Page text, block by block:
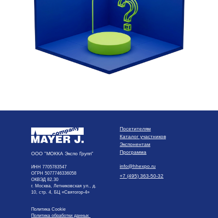
Политика Cookie
Политика обработки данных
ИНН 7705783547
ОГРН 5077746336058
ОКВЭД 82.30
г. Москва, Летниковская ул., д.
10, стр. 4, БЦ «Святогор-4»
info@hhexpo.ru
+7 (495) 363-50-32
ООО "МОККА Экспо Групп"
Посетителям
Каталог участников
Программа
Экспонентам